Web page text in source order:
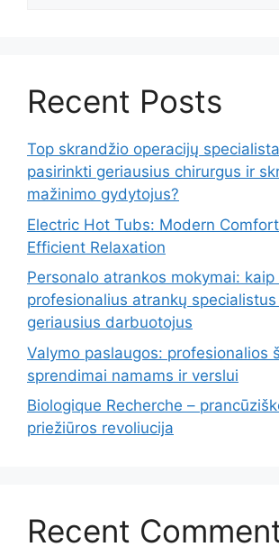
Recent Posts
Top skrandžio operacijų
pasirinkti geriausius chirurgus ir
mažinimo gydytojus?
Electric Hot Tubs: Modern
Efficient Relaxation
Personalo atrankos mokymai:
profesionalius atrankų
geriausius darbuotojus
Valymo paslaugos: profesionalios
sprendimai namams ir verslui
Biologique Recherche –
priežiūros revoliucija
Recent